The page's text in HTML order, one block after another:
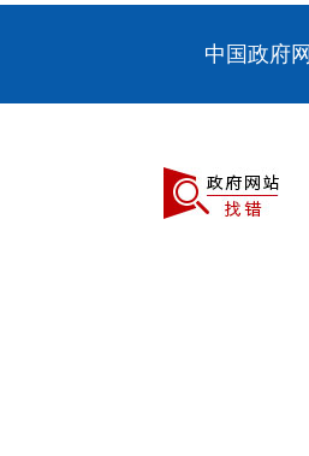
中国政府网